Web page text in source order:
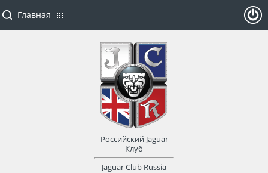
Главная
Российский Jaguar
Клуб
Jaguar Club Russia